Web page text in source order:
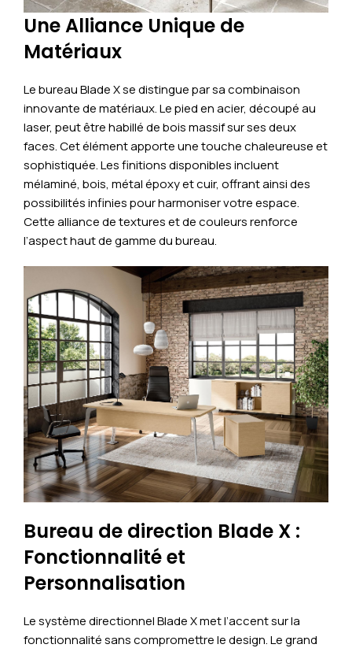
Une Alliance Unique de
Matériaux
Le bureau Blade X se distingue par sa combinaison
innovante de matériaux. Le pied en acier, découpé au
laser, peut être habillé de bois massif sur ses deux
faces. Cet élément apporte une touche chaleureuse et
sophistiquée. Les finitions disponibles incluent
mélaminé, bois, métal époxy et cuir, offrant ainsi des
possibilités infinies pour harmoniser votre espace.
Cette alliance de textures et de couleurs renforce
l’aspect haut de gamme du bureau.
Bureau de direction Blade X :
Fonctionnalité et
Personnalisation
Le système directionnel Blade X met l’accent sur la
fonctionnalité sans compromettre le design. Le grand